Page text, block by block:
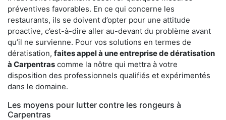
préventives favorables. En ce qui concerne les
restaurants, ils se doivent d’opter pour une attitude
proactive, c’est-à-dire aller au-devant du problème avant
qu’il ne survienne. Pour vos solutions en termes de
dératisation, faites appel à une entreprise de dératisation
à Carpentras comme la nôtre qui mettra à votre
disposition des professionnels qualifiés et expérimentés
dans le domaine.
Les moyens pour lutter contre les rongeurs à
Carpentras